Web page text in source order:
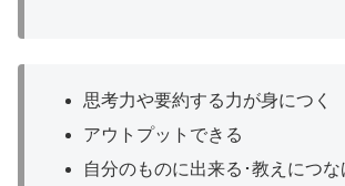
思考力や要約する力が身につく
アウトプットできる
自分のものに出来る･教えにつな